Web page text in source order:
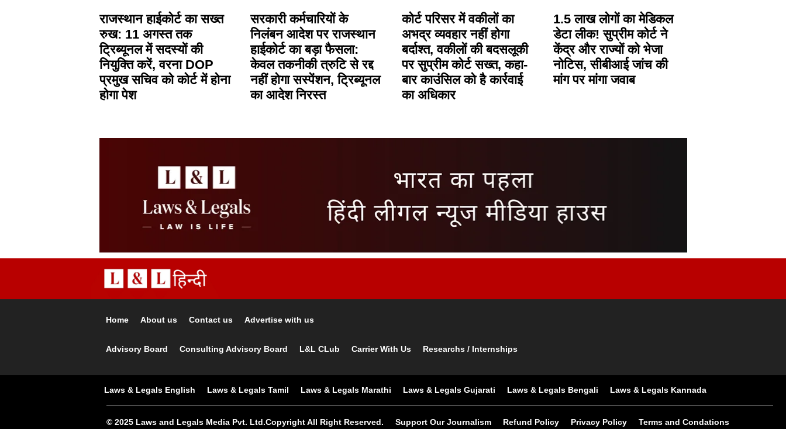
राजस्थान हाईकोर्ट का सख्त
रुख: 11 अगस्त तक
ट्रिब्यूनल में सदस्यों की
नियुक्ति करें, वरना DOP
प्रमुख सचिव को कोर्ट में होना
होगा पेश
सरकारी कर्मचारियों के
निलंबन आदेश पर राजस्थान
हाईकोर्ट का बड़ा फैसला:
केवल तकनीकी त्रुटि से रद्द
नहीं होगा सस्पेंशन, ट्रिब्यूनल
का आदेश निरस्त
कोर्ट परिसर में वकीलों का
अभद्र व्यवहार नहीं होगा
बर्दाश्त, वकीलों की बदसलूकी
पर सुप्रीम कोर्ट सख्त, कहा-
बार काउंसिल को है कार्रवाई
का अधिकार
1.5 लाख लोगों का मेडिकल
डेटा लीक! सुप्रीम कोर्ट ने
केंद्र और राज्यों को भेजा
नोटिस, सीबीआई जांच की
मांग पर मांगा जवाब
Home About us Contact us Advertise with us
Advisory Board Consulting Advisory Board L&L CLub Carrier With Us Researchs / Internships
Laws & Legals English Laws & Legals Tamil Laws & Legals Marathi Laws & Legals Gujarati Laws & Legals Bengali Laws & Legals Kannada
© 2025 Laws and Legals Media Pvt. Ltd.Copyright All Right Reserved. Support Our Journalism Refund Policy Privacy Policy Terms and Condations